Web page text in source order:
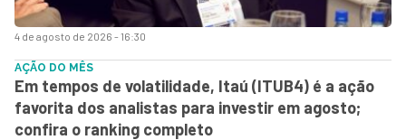
4 de agosto de 2026 - 16:30
AÇÃO DO MÊS
Em tempos de volatilidade, Itaú (ITUB4) é a ação
favorita dos analistas para investir em agosto;
confira o ranking completo